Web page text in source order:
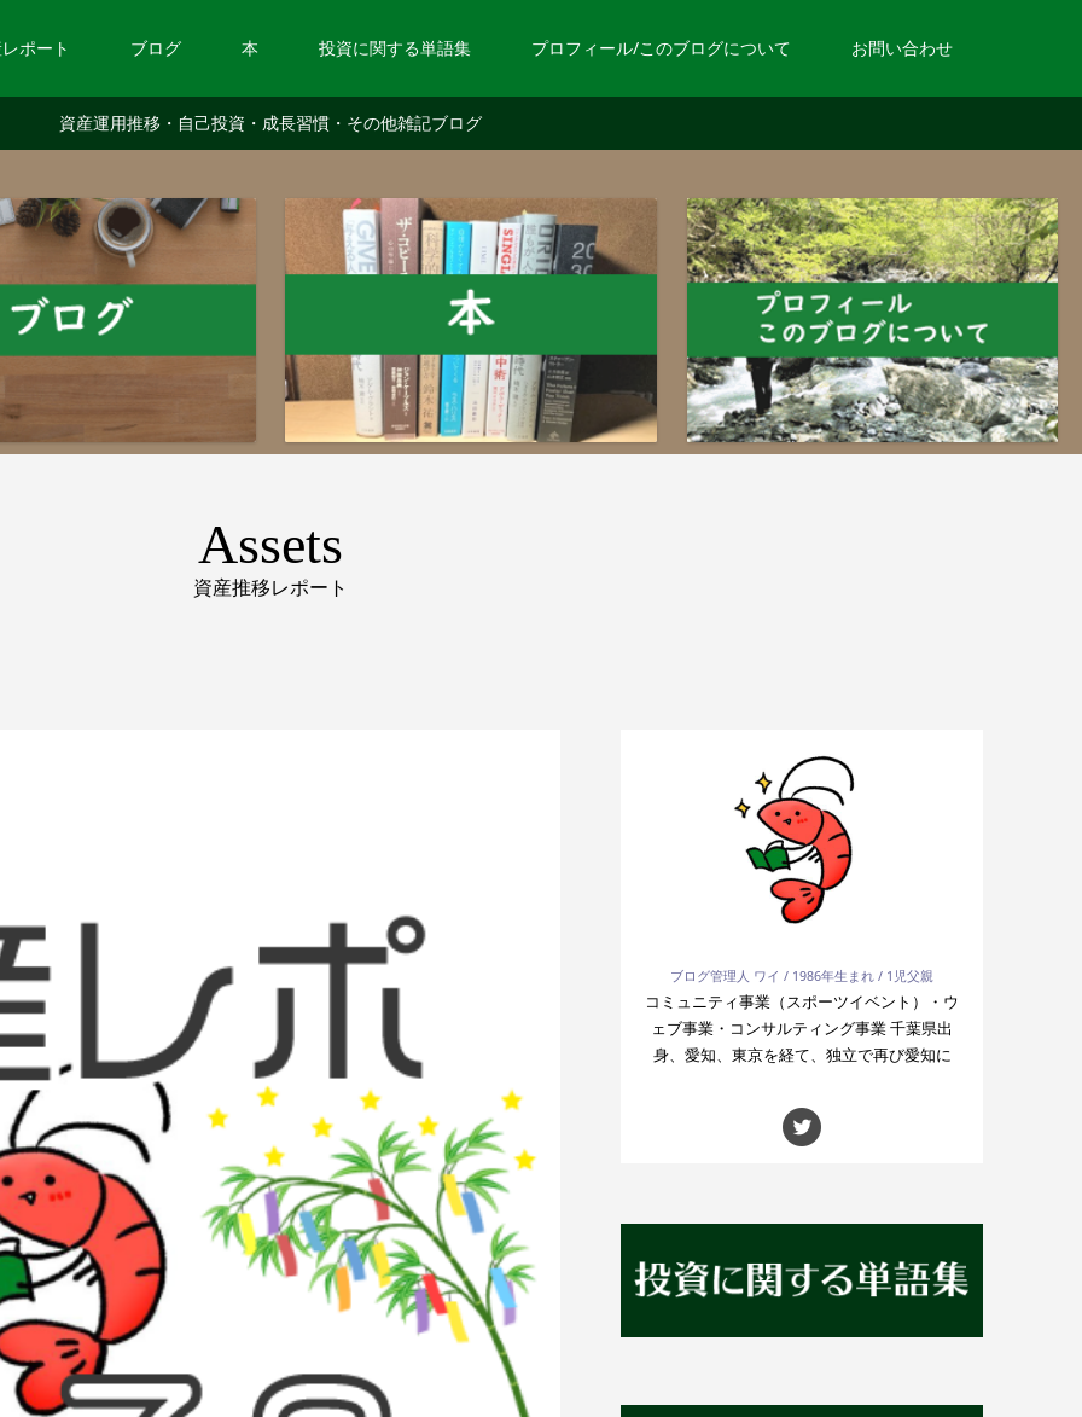
ポート ブログ 本 投資に関する単語集 プロフィール/このブログについて お問い合わせ
資産運用推移・自己投資・成長習慣・その他雑記ブログ
Assets
資産推移レポート
ブログ管理人 ワイ / 1986年生まれ / 1児父親
コミュニティ事業（スポーツイベント）・ウ
ェブ事業・コンサルティング事業 千葉県出
身、愛知、東京を経て、独立で再び愛知に